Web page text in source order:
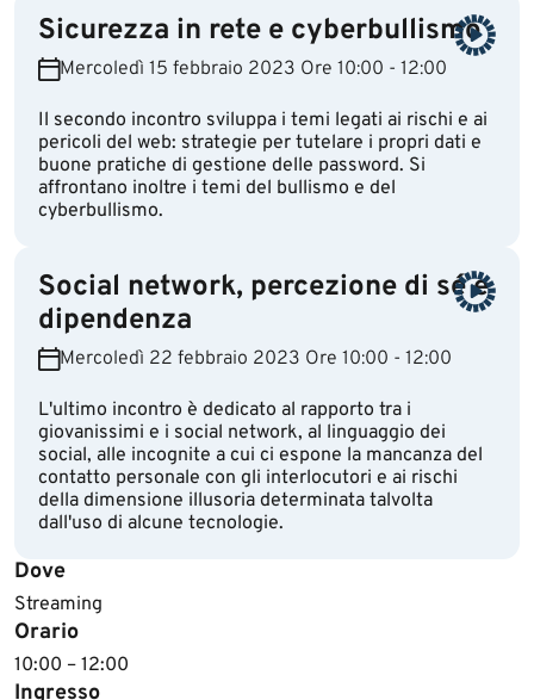
Sicurezza in rete e cyberbullismo
Mercoledì 15 febbraio 2023 Ore 10:00 - 12:00
Il secondo incontro sviluppa i temi legati ai rischi e ai
pericoli del web: strategie per tutelare i propri dati e
buone pratiche di gestione delle password. Si
affrontano inoltre i temi del bullismo e del
cyberbullismo.
Social network, percezione di sé e
dipendenza
Mercoledì 22 febbraio 2023 Ore 10:00 - 12:00
L'ultimo incontro è dedicato al rapporto tra i
giovanissimi e i social network, al linguaggio dei
social, alle incognite a cui ci espone la mancanza del
contatto personale con gli interlocutori e ai rischi
della dimensione illusoria determinata talvolta
dall'uso di alcune tecnologie.
Dove
Streaming
Orario
10:00 – 12:00
Ingresso